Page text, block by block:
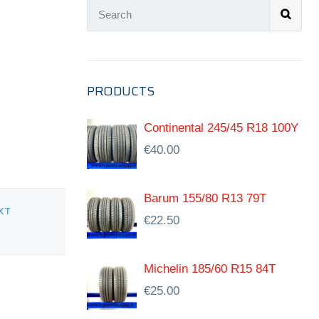
PRODUCTS
Continental 245/45 R18 100Y
€40.00
Barum 155/80 R13 79T
€22.50
Michelin 185/60 R15 84T
€25.00